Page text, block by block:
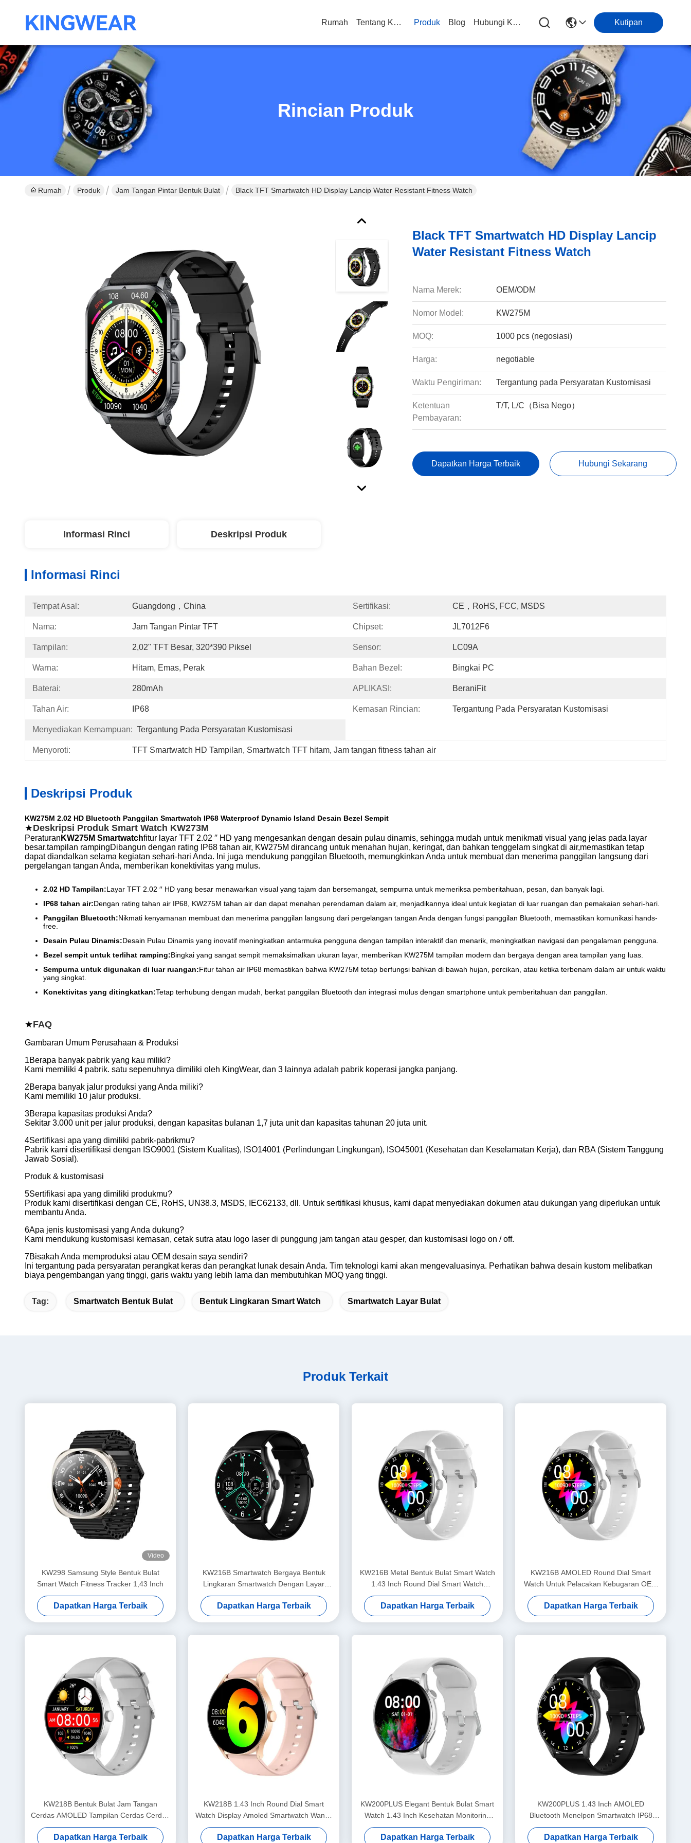
Rumah Tentang Kami Produk Blog Hubungi Kami Kutipan
Rincian Produk
Rumah Produk Jam Tangan Pintar Bentuk Bulat Black TFT Smartwatch HD Display Lancip Water Resistant Fitness Watch
Black TFT Smartwatch HD Display Lancip
Water Resistant Fitness Watch
Nama Merek: OEM/ODM
Nomor Model: KW275M
MOQ: 1000 pcs (negosiasi)
Harga: negotiable
Waktu Pengiriman: Tergantung pada Persyaratan Kustomisasi
Ketentuan
Pembayaran:
T/T, L/C（Bisa Nego）
Dapatkan Harga Terbaik Hubungi Sekarang
Informasi Rinci Deskripsi Produk
Informasi Rinci
Tempat Asal: Guangdong，China Sertifikasi: CE，RoHS, FCC, MSDS
Nama: Jam Tangan Pintar TFT Chipset: JL7012F6
Tampilan: 2,02" TFT Besar, 320*390 Piksel Sensor: LC09A
Warna: Hitam, Emas, Perak Bahan Bezel: Bingkai PC
Baterai: 280mAh APLIKASI: BeraniFit
Tahan Air: IP68 Kemasan Rincian: Tergantung Pada Persyaratan Kustomisasi
Menyediakan Kemampuan: Tergantung Pada Persyaratan Kustomisasi
Menyoroti: TFT Smartwatch HD Tampilan, Smartwatch TFT hitam, Jam tangan fitness tahan air
Deskripsi Produk
KW275M 2.02 HD Bluetooth Panggilan Smartwatch IP68 Waterproof Dynamic Island Desain Bezel Sempit
★Deskripsi Produk Smart Watch KW273M
Peraturan KW275M Smartwatchfitur layar TFT 2.02 ′′ HD yang mengesankan dengan desain pulau dinamis, sehingga mudah untuk menikmati visual yang jelas pada layar
besar.tampilan rampingDibangun dengan rating IP68 tahan air, KW275M dirancang untuk menahan hujan, keringat, dan bahkan tenggelam singkat di air,memastikan tetap
dapat diandalkan selama kegiatan sehari-hari Anda. Ini juga mendukung panggilan Bluetooth, memungkinkan Anda untuk membuat dan menerima panggilan langsung dari
pergelangan tangan Anda, memberikan konektivitas yang mulus.
2.02 HD Tampilan:Layar TFT 2.02 ′′ HD yang besar menawarkan visual yang tajam dan bersemangat, sempurna untuk memeriksa pemberitahuan, pesan, dan banyak lagi.
IP68 tahan air:Dengan rating tahan air IP68, KW275M tahan air dan dapat menahan perendaman dalam air, menjadikannya ideal untuk kegiatan di luar ruangan dan pemakaian sehari-hari.
Panggilan Bluetooth:Nikmati kenyamanan membuat dan menerima panggilan langsung dari pergelangan tangan Anda dengan fungsi panggilan Bluetooth, memastikan komunikasi hands-
free.
Desain Pulau Dinamis:Desain Pulau Dinamis yang inovatif meningkatkan antarmuka pengguna dengan tampilan interaktif dan menarik, meningkatkan navigasi dan pengalaman pengguna.
Bezel sempit untuk terlihat ramping:Bingkai yang sangat sempit memaksimalkan ukuran layar, memberikan KW275M tampilan modern dan bergaya dengan area tampilan yang luas.
Sempurna untuk digunakan di luar ruangan:Fitur tahan air IP68 memastikan bahwa KW275M tetap berfungsi bahkan di bawah hujan, percikan, atau ketika terbenam dalam air untuk waktu
yang singkat.
Konektivitas yang ditingkatkan:Tetap terhubung dengan mudah, berkat panggilan Bluetooth dan integrasi mulus dengan smartphone untuk pemberitahuan dan panggilan.
★FAQ
Gambaran Umum Perusahaan & Produksi
1Berapa banyak pabrik yang kau miliki?
Kami memiliki 4 pabrik. satu sepenuhnya dimiliki oleh KingWear, dan 3 lainnya adalah pabrik koperasi jangka panjang.
2Berapa banyak jalur produksi yang Anda miliki?
Kami memiliki 10 jalur produksi.
3Berapa kapasitas produksi Anda?
Sekitar 3.000 unit per jalur produksi, dengan kapasitas bulanan 1,7 juta unit dan kapasitas tahunan 20 juta unit.
4Sertifikasi apa yang dimiliki pabrik-pabrikmu?
Pabrik kami disertifikasi dengan ISO9001 (Sistem Kualitas), ISO14001 (Perlindungan Lingkungan), ISO45001 (Kesehatan dan Keselamatan Kerja), dan RBA (Sistem Tanggung
Jawab Sosial).
Produk & kustomisasi
5Sertifikasi apa yang dimiliki produkmu?
Produk kami disertifikasi dengan CE, RoHS, UN38.3, MSDS, IEC62133, dll. Untuk sertifikasi khusus, kami dapat menyediakan dokumen atau dukungan yang diperlukan untuk
membantu Anda.
6Apa jenis kustomisasi yang Anda dukung?
Kami mendukung kustomisasi kemasan, cetak sutra atau logo laser di punggung jam tangan atau gesper, dan kustomisasi logo on / off.
7Bisakah Anda memproduksi atau OEM desain saya sendiri?
Ini tergantung pada persyaratan perangkat keras dan perangkat lunak desain Anda. Tim teknologi kami akan mengevaluasinya. Perhatikan bahwa desain kustom melibatkan
biaya pengembangan yang tinggi, garis waktu yang lebih lama dan membutuhkan MOQ yang tinggi.
Tag: Smartwatch Bentuk Bulat Bentuk Lingkaran Smart Watch Smartwatch Layar Bulat
Produk Terkait
Video
KW298 Samsung Style Bentuk Bulat
Smart Watch Fitness Tracker 1,43 Inch
Dapatkan Harga Terbaik
KW216B Smartwatch Bergaya Bentuk
Lingkaran Smartwatch Dengan Layar
Amoled
Dapatkan Harga Terbaik
KW216B Metal Bentuk Bulat Smart Watch
1.43 Inch Round Dial Smart Watch
Bergaya
Dapatkan Harga Terbaik
KW216B AMOLED Round Dial Smart
Watch Untuk Pelacakan Kebugaran OEM
ODM
Dapatkan Harga Terbaik
KW218B Bentuk Bulat Jam Tangan
Cerdas AMOLED Tampilan Cerdas Cerdas
Wanita
Dapatkan Harga Terbaik
KW218B 1.43 Inch Round Dial Smart
Watch Display Amoled Smartwatch Wanita
Bergaya
Dapatkan Harga Terbaik
KW200PLUS Elegant Bentuk Bulat Smart
Watch 1.43 Inch Kesehatan Monitoring
Smart Watch
Dapatkan Harga Terbaik
KW200PLUS 1.43 Inch AMOLED
Bluetooth Menelpon Smartwatch IP68
Waterproof
Dapatkan Harga Terbaik